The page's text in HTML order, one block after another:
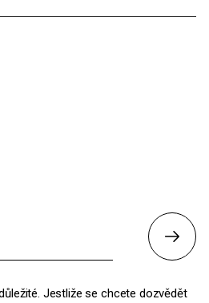
Jestliže se chcete dozvědět